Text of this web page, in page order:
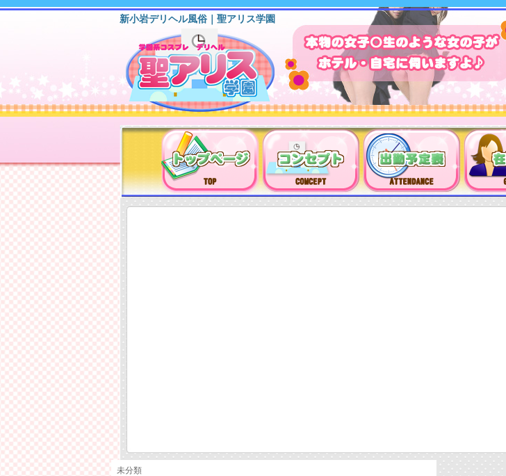
新小岩デリヘル風俗｜聖アリス学園
新小岩デリヘル（風俗）は聖アリス学園に決まり！！
未分類